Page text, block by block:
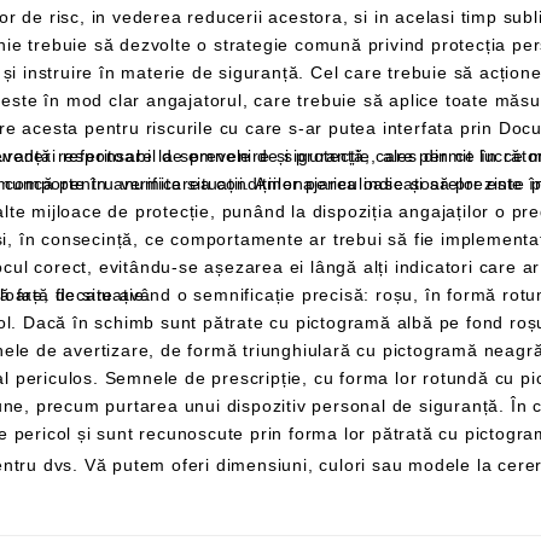
angajat,
Documentul de Evaluare a Riscurilor ratificat chiar
a cărui
sarcină este să efectueze
este în sarcina angajatorului, în cazul în care
în mod
împiedicându-l să-și asume atitudinea adecvată față de situație.
indice locația materialelor și
traseele de urmat și ieșirile de utilizat în caz de pericol și sunt
dvs. Vă putem oferi dimensiuni, culori sau modele la